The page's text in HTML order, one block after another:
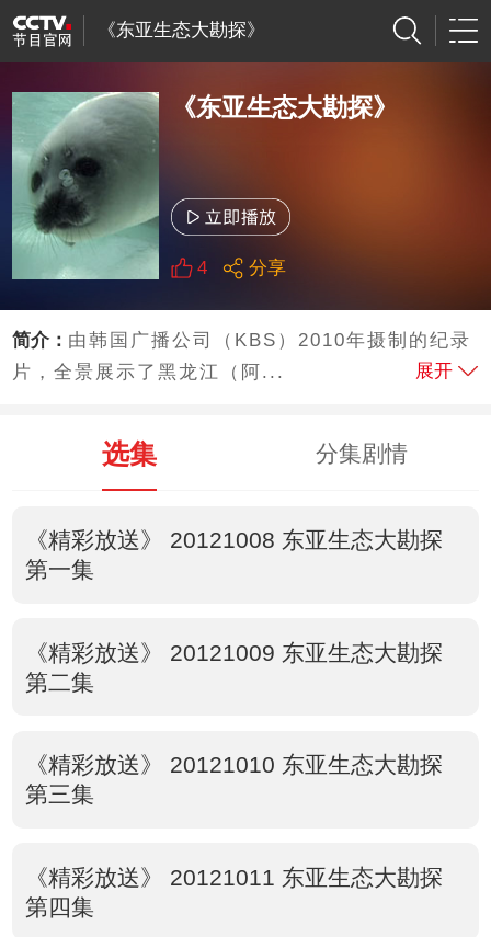
《东亚生态大勘探》
《东亚生态大勘探》
4 分享
简介： 由韩国广播公司（KBS）2010年摄制的纪录
片，全景展示了黑龙江（阿...
展开
选集 分集剧情
《精彩放送》 20121008 东亚生态大勘探
第一集
《精彩放送》 20121009 东亚生态大勘探
第二集
《精彩放送》 20121010 东亚生态大勘探
第三集
《精彩放送》 20121011 东亚生态大勘探
第四集